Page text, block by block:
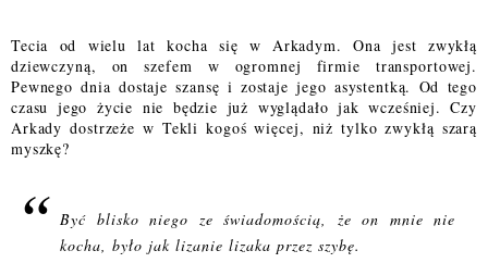
Tecia od wielu lat kocha się w Arkadym. Ona jest zwykłą
dziewczyną, on szefem w ogromnej firmie transportowej.
Pewnego dnia dostaje szansę i zostaje jego asystentką. Od tego
czasu jego życie nie będzie już wyglądało jak wcześniej. Czy
Arkady dostrzeże w Tekli kogoś więcej, niż tylko zwykłą szarą
myszkę?
Być blisko niego ze świadomością, że on mnie nie
kocha, było jak lizanie lizaka przez szybę.